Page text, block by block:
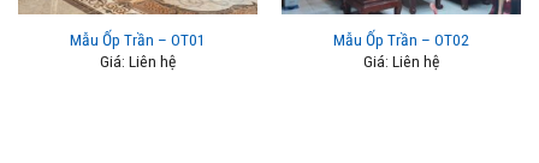
Mẫu Ốp Trần – OT01
Giá: Liên hệ
Mẫu Ốp Trần – OT02
Giá: Liên hệ